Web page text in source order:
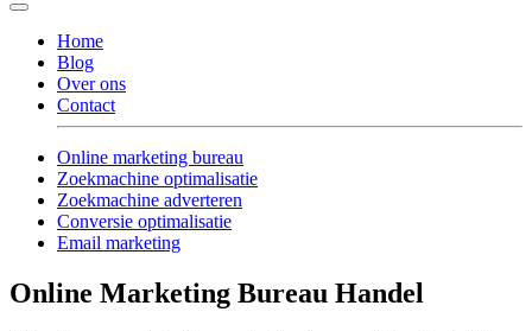
Home
Blog
Over ons
Contact
Online marketing bureau
Zoekmachine optimalisatie
Zoekmachine adverteren
Conversie optimalisatie
Email marketing
Online Marketing Bureau Handel